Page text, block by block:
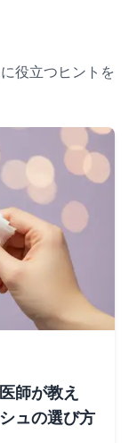
役立つヒントを
師が教え
ュの選び方